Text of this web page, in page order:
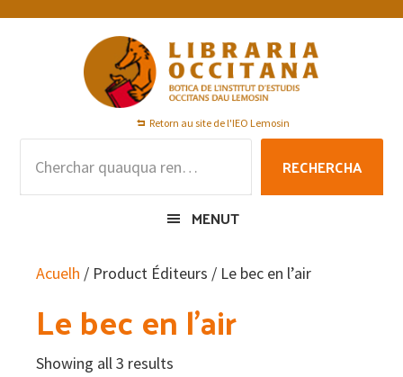
Skip
Skip
Skip
Retorn au site de l'IEO Lemosin
RECHERCHA
MENUT
Acuelh / Product Éditeurs / Le bec en l’air
Le bec en l’air
Showing all 3 results